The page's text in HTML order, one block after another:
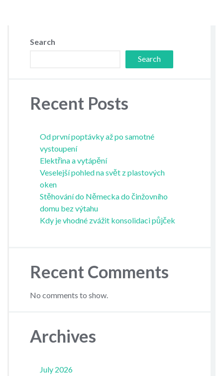
Search
Search
Recent Posts
Od první poptávky až po samotné
vystoupení
Elektřina a vytápění
Veselejší pohled na svět z plastových
oken
Stěhování do Německa do činžovního
domu bez výtahu
Kdy je vhodné zvážit konsolidaci půjček
Recent Comments
No comments to show.
Archives
July 2026